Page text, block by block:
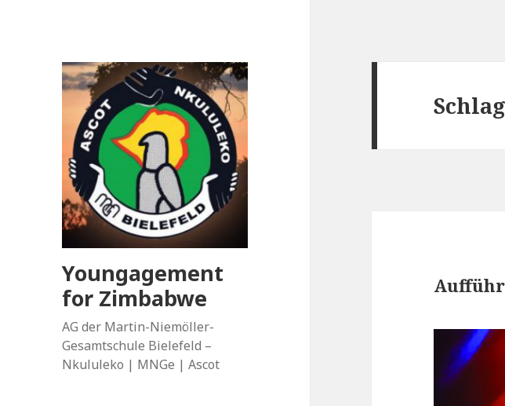
Youngagement
for Zimbabwe
AG der Martin-Niemöller-
Gesamtschule Bielefeld –
Nkululeko | MNGe | Ascot